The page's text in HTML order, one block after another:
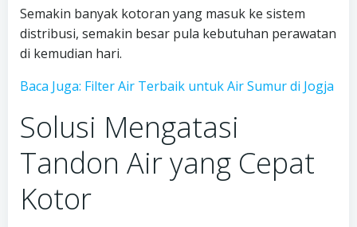
Semakin banyak kotoran yang masuk ke sistem
distribusi, semakin besar pula kebutuhan perawatan
di kemudian hari.
Baca Juga: Filter Air Terbaik untuk Air Sumur di Jogja
Solusi Mengatasi
Tandon Air yang Cepat
Kotor